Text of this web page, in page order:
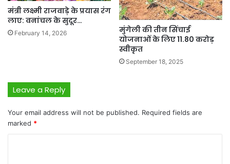
मंत्री लक्ष्मी राजवाड़े के प्रयास रंग
लाए: वनांचल के सुदूर…
February 14, 2026
मुंगेली की तीन सिंचाई
योजनाओं के लिए 11.80 करोड़
स्वीकृत
September 18, 2025
Leave a Reply
Your email address will not be published. Required fields are
marked *